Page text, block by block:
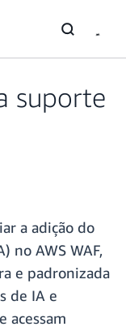
suporte
a adição do
no AWS WAF,
e padronizada
de IA e
acessam